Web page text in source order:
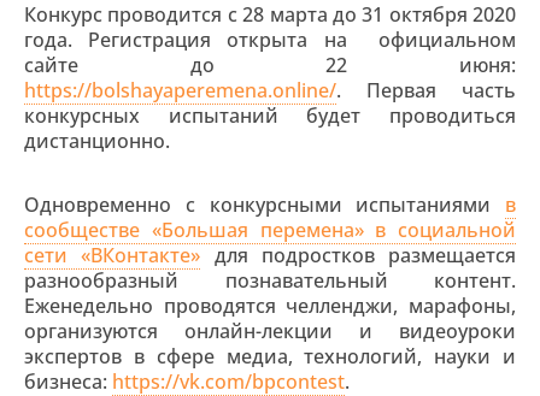
Конкурс проводится с 28 марта до 31 октября 2020
года. Регистрация открыта на официальном
сайте до 22 июня:
https://bolshayaperemena.online/. Первая часть
конкурсных испытаний будет проводиться
дистанционно.
Одновременно с конкурсными испытаниями в
сообществе «Большая перемена» в социальной
сети «ВКонтакте» для подростков размещается
разнообразный познавательный контент.
Еженедельно проводятся челленджи, марафоны,
организуются онлайн-лекции и видеоуроки
экспертов в сфере медиа, технологий, науки и
бизнеса: https://vk.com/bpcontest.